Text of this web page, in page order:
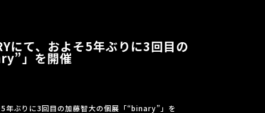
にて、およそ5年ぶりに3回目の
」を開催
年ぶりに3回目の加藤智大の個展「“binary”」を